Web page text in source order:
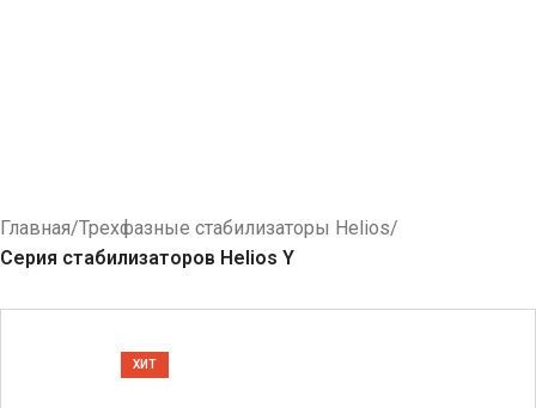
Главная Трехфазные стабилизаторы Helios
Серия стабилизаторов Helios Y
ХИТ